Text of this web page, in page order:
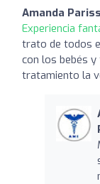
Amanda Pariss
Experiencia
trato de todos
con los bebés
tratamiento la